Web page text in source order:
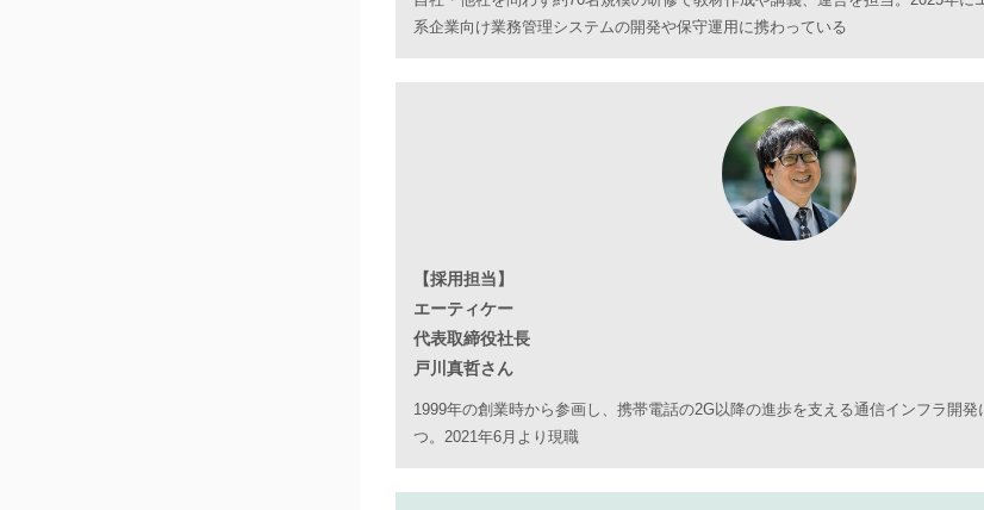
系企業向け業務管理システムの開発や保守運用に携わっている
【採用担当】
エーティケー
代表取締役社長
戸川真哲さん
1999年の創業時から参画し、携帯電話の2G以降の進歩を支える通信インフラ開
つ。2021年6月より現職